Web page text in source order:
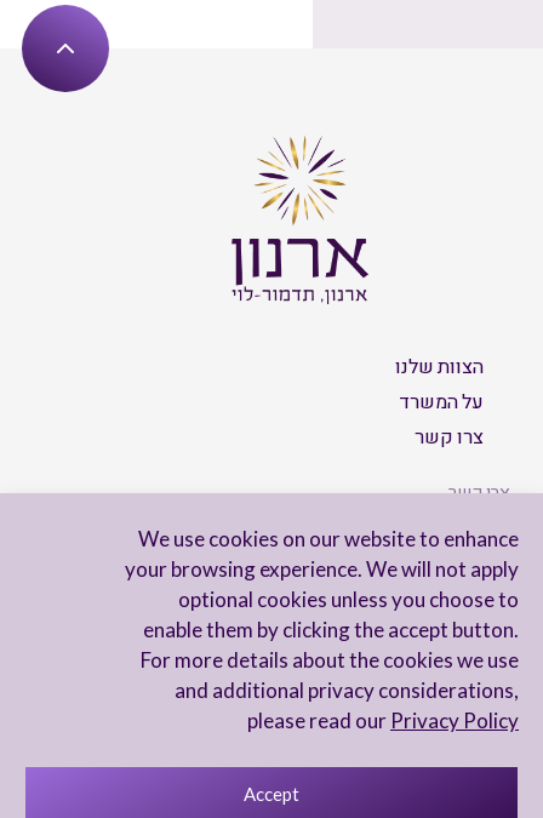
We use cookies on our website to enhance
your browsing experience. We will not apply
optional cookies unless you choose to
enable them by clicking the accept button.
For more details about the cookies we use
and additional privacy considerations,
please read our Privacy Policy
Accept
הצוות שלנו
על המשרד
צרו קשר
צרו קשר
הישארו מעודכנים
מדיניות פרטיות הצהרת נגישות